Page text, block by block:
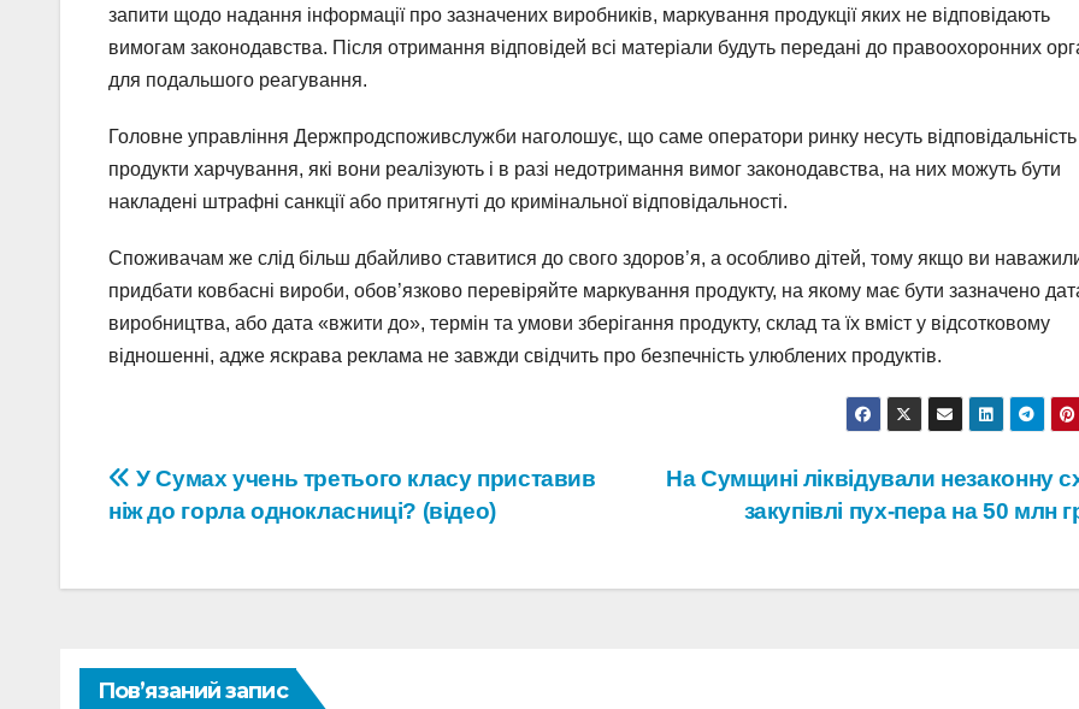
запити щодо надання інформації про зазначених виробників, маркування продукції яких не відповідають
вимогам законодавства. Після отримання відповідей всі матеріали будуть передані до правоохоронних
для подальшого реагування.
Головне управління Держпродспоживслужби наголошує, що саме оператори ринку несуть відповідальність
продукти харчування, які вони реалізують і в разі недотримання вимог законодавства, на них можуть бути
накладені штрафні санкції або притягнуті до кримінальної відповідальності.
Споживачам же слід більш дбайливо ставитися до свого здоров’я, а особливо дітей, тому якщо ви
придбати ковбасні вироби, обов’язково перевіряйте маркування продукту, на якому має бути зазначено
виробництва, або дата «вжити до», термін та умови зберігання продукту, склад та їх вміст у відсотковому
відношенні, адже яскрава реклама не завжди свідчить про безпечність улюблених продуктів.
Навігація
записів
На Сумщині ліквідували незаконну
закупівлі пух-пера на 50 млн
У Сумах учень третього класу приставив
ніж до горла однокласниці? (відео)
Пов’язаний запис